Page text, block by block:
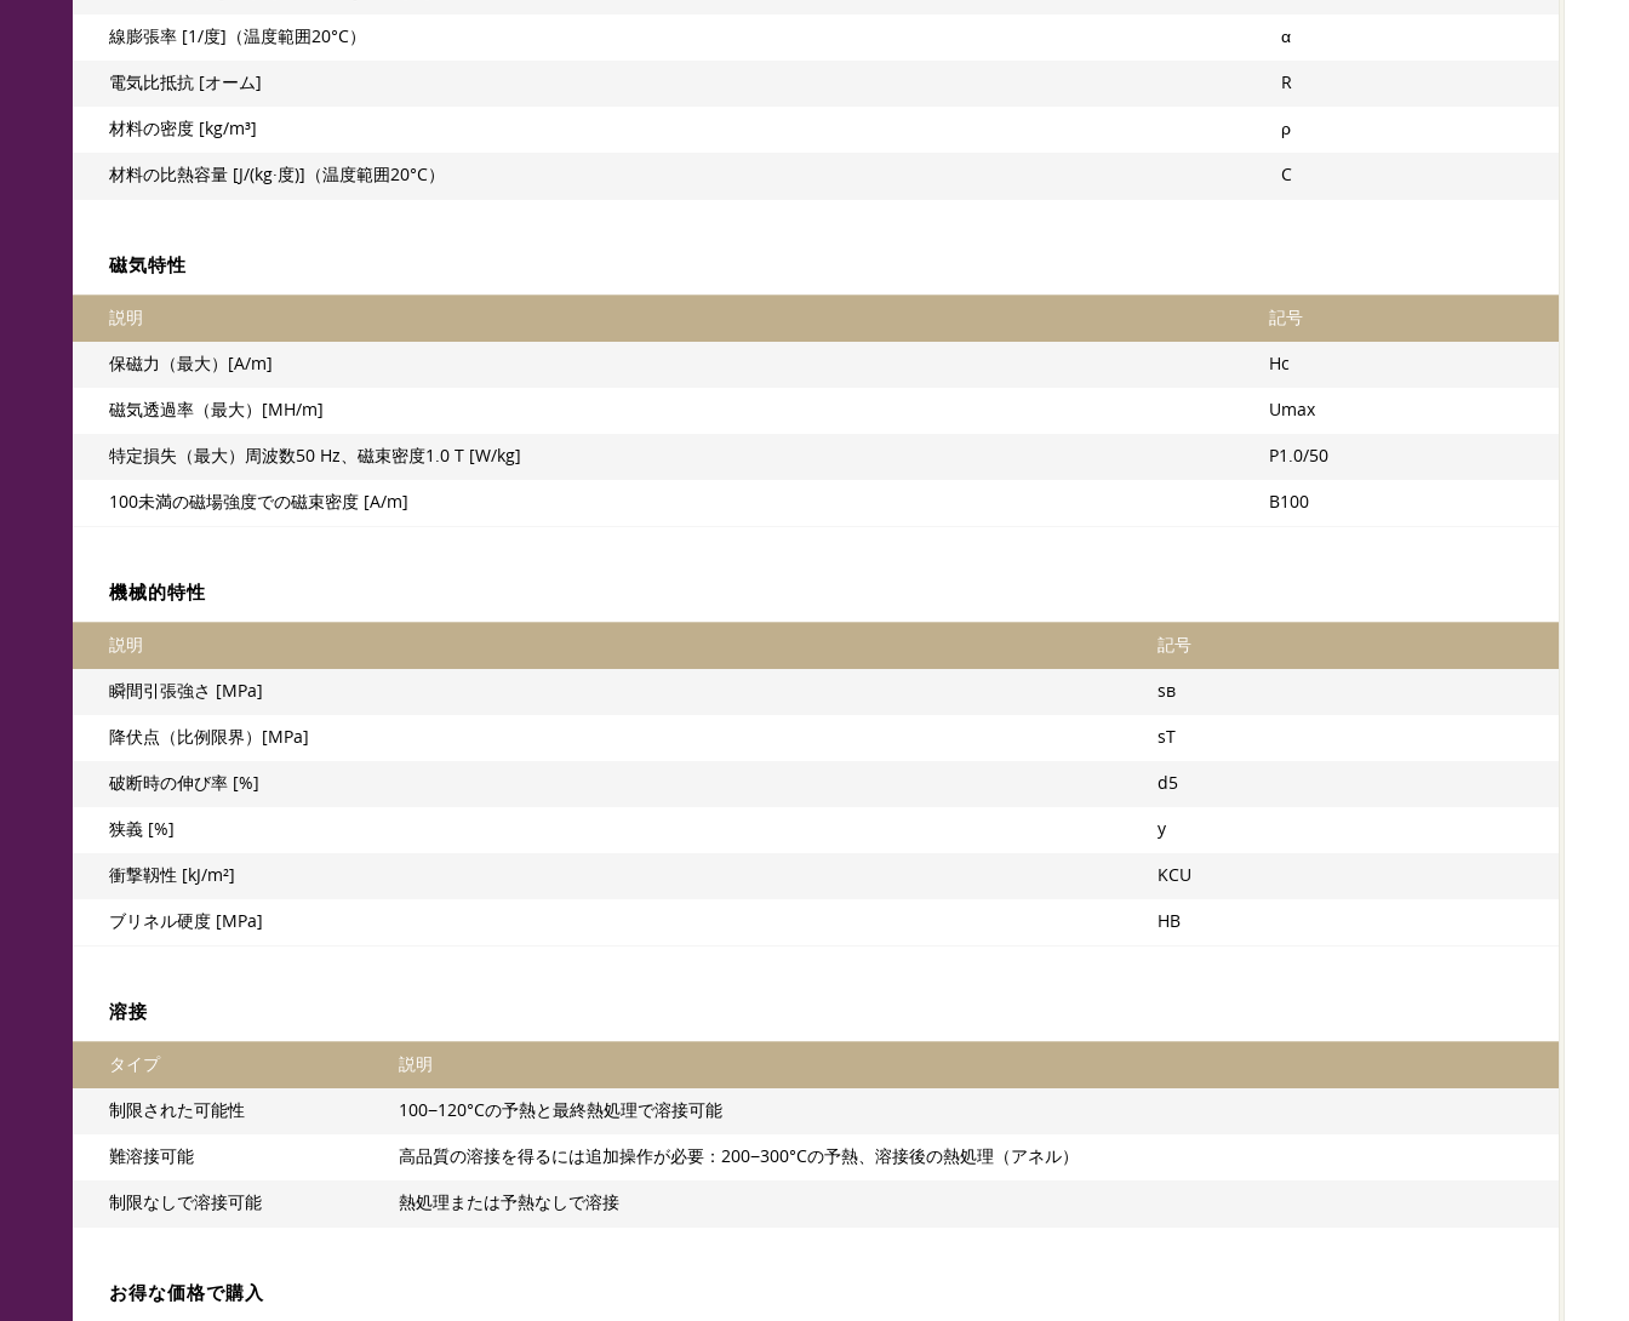
線膨張率 [1/度]（温度範囲20°C） α
電気比抵抗 [オーム] R
材料の密度 [kg/m³] ρ
材料の比熱容量 [J/(kg·度)]（温度範囲20°C） C
磁気特性
説明 記号
保磁力（最大）[A/m] Hc
磁気透過率（最大）[MH/m] Umax
特定損失（最大）周波数50 Hz、磁束密度1.0 T [W/kg] P1.0/50
100未満の磁場強度での磁束密度 [A/m] B100
機械的特性
説明 記号
瞬間引張強さ [MPa] sв
降伏点（比例限界）[MPa] sT
破断時の伸び率 [%] d5
狭義 [%] y
衝撃靱性 [kJ/m²] KCU
ブリネル硬度 [MPa] HB
溶接
タイプ 説明
制限された可能性 100−120°Cの予熱と最終熱処理で溶接可能
難溶接可能 高品質の溶接を得るには追加操作が必要：200−300°Cの予熱、溶接後の熱処理（アネル）
制限なしで溶接可能 熱処理または予熱なしで溶接
お得な価格で購入